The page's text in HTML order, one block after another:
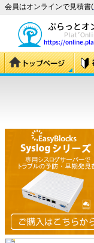
会員はオンラインで見積書(